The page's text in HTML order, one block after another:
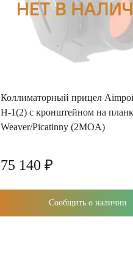
Коллиматорный прицел
H-1(2) с кронштейном на
Weaver/Picatinny (2MOA)
75 140 ₽
Сообщить о наличии